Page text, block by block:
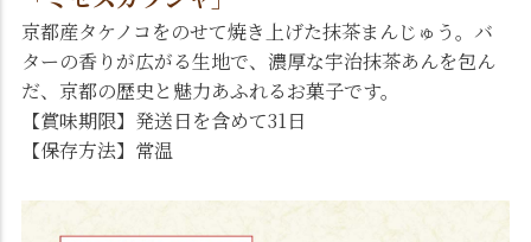
京都産タケノコをのせて焼き上げた抹茶まんじゅう。バ
ターの香りが広がる生地で、濃厚な宇治抹茶あんを包ん
だ、京都の歴史と魅力あふれるお菓子です。
【賞味期限】発送日を含めて31日
【保存方法】常温